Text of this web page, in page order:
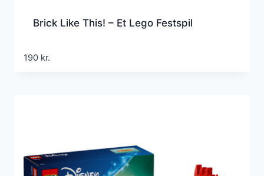
Brick Like This! – Et Lego Festspil
190 kr.